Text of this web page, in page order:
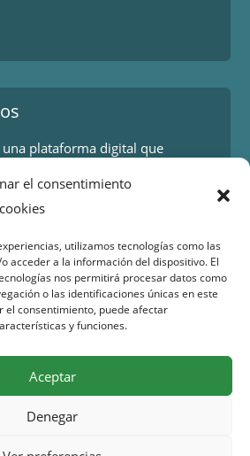
el consentimiento
utilizamos tecnologías como las
acceder a la información del dispositivo. El
nos permitirá procesar datos como
o las identificaciones únicas en este
el consentimiento, puede afectar
y funciones.
Aceptar
Denegar
una plataforma digital que
(Murcia)